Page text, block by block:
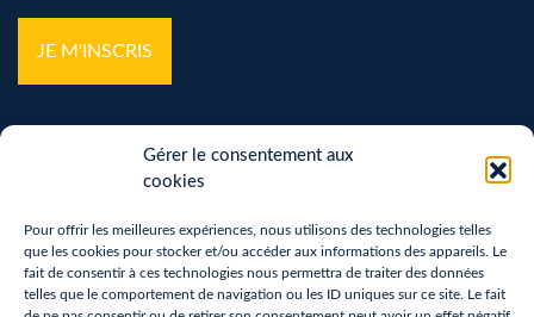
Gérer le consentement aux
cookies
Pour offrir les meilleures expériences, nous utilisons des technologies telles
que les cookies pour stocker et/ou accéder aux informations des appareils. Le
fait de consentir à ces technologies nous permettra de traiter des données
telles que le comportement de navigation ou les ID uniques sur ce site. Le fait
Mentions légales
Politique de confidentialité